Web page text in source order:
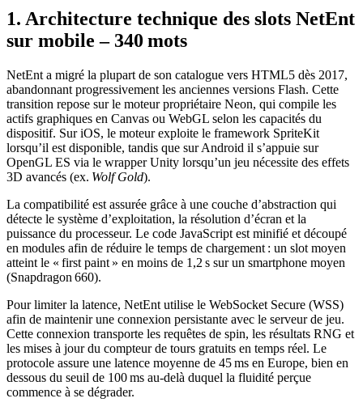
1. Architecture technique des slots NetEnt
sur mobile – 340 mots
NetEnt a migré la plupart de son catalogue vers HTML5 dès 2017,
abandonnant progressivement les anciennes versions Flash. Cette
transition repose sur le moteur propriétaire Neon, qui compile les
actifs graphiques en Canvas ou WebGL selon les capacités du
dispositif. Sur iOS, le moteur exploite le framework SpriteKit
lorsqu’il est disponible, tandis que sur Android il s’appuie sur
OpenGL ES via le wrapper Unity lorsqu’un jeu nécessite des effets
3D avancés (ex. Wolf Gold).
La compatibilité est assurée grâce à une couche d’abstraction qui
détecte le système d’exploitation, la résolution d’écran et la
puissance du processeur. Le code JavaScript est minifié et découpé
en modules afin de réduire le temps de chargement : un slot moyen
atteint le « first paint » en moins de 1,2 s sur un smartphone moyen
(Snapdragon 660).
Pour limiter la latence, NetEnt utilise le WebSocket Secure (WSS)
afin de maintenir une connexion persistante avec le serveur de jeu.
Cette connexion transporte les requêtes de spin, les résultats RNG et
les mises à jour du compteur de tours gratuits en temps réel. Le
protocole assure une latence moyenne de 45 ms en Europe, bien en
dessous du seuil de 100 ms au‑delà duquel la fluidité perçue
commence à se dégrader.